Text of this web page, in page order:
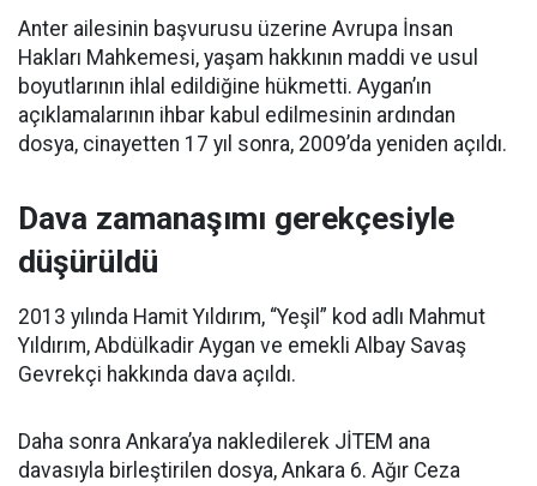
Anter ailesinin başvurusu üzerine Avrupa İnsan
Hakları Mahkemesi, yaşam hakkının maddi ve usul
boyutlarının ihlal edildiğine hükmetti. Aygan’ın
açıklamalarının ihbar kabul edilmesinin ardından
dosya, cinayetten 17 yıl sonra, 2009’da yeniden açıldı.
Dava zamanaşımı gerekçesiyle
düşürüldü
2013 yılında Hamit Yıldırım, “Yeşil” kod adlı Mahmut
Yıldırım, Abdülkadir Aygan ve emekli Albay Savaş
Gevrekçi hakkında dava açıldı.
Daha sonra Ankara’ya nakledilerek JİTEM ana
davasıyla birleştirilen dosya, Ankara 6. Ağır Ceza